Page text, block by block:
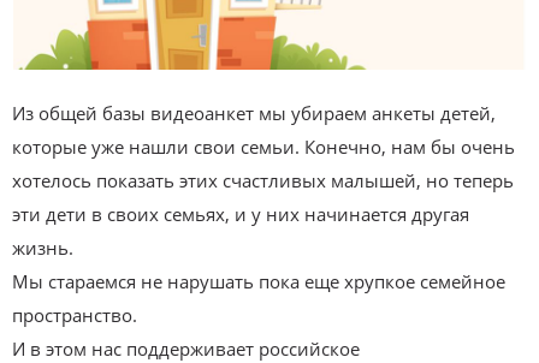
Из общей базы видеоанкет мы убираем анкеты детей,
которые уже нашли свои семьи. Конечно, нам бы очень
хотелось показать этих счастливых малышей, но теперь
эти дети в своих семьях, и у них начинается другая
жизнь.
Мы стараемся не нарушать пока еще хрупкое семейное
пространство.
И в этом нас поддерживает российское